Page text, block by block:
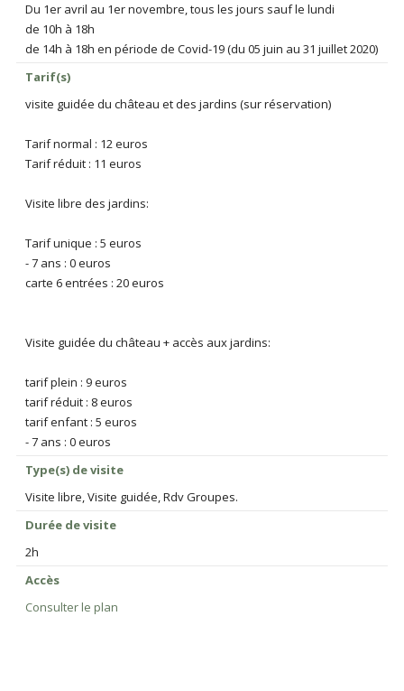
Du 1er avril au 1er novembre, tous les jours sauf le lundi
de 10h à 18h
de 14h à 18h en période de Covid-19 (du 05 juin au 31 juillet 2020)
Tarif(s)
visite guidée du château et des jardins (sur réservation)
Tarif normal : 12 euros
Tarif réduit : 11 euros
Visite libre des jardins:
Tarif unique : 5 euros
- 7 ans : 0 euros
carte 6 entrées : 20 euros
Visite guidée du château + accès aux jardins:
tarif plein : 9 euros
tarif réduit : 8 euros
tarif enfant : 5 euros
- 7 ans : 0 euros
Type(s) de visite
Visite libre, Visite guidée, Rdv Groupes.
Durée de visite
2h
Accès
Consulter le plan